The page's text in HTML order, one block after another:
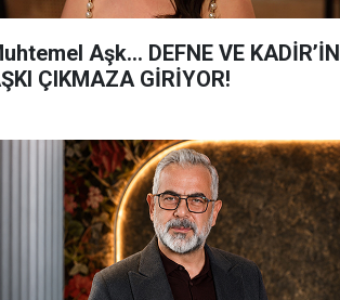
Aşk... DEFNE VE KADİR’İN
ÇIKMAZA GİRİYOR!